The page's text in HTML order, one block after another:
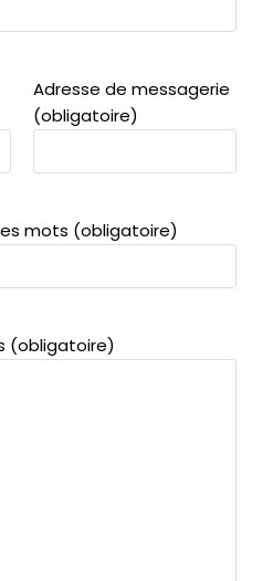
Adresse de messagerie
(obligatoire)
mots (obligatoire)
(obligatoire)